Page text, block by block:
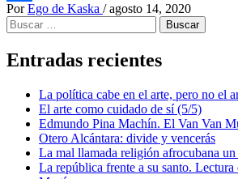
Compartir
Por Ego de Kaska / agosto 14, 2020
Buscar:
Entradas recientes
La política cabe en el arte, pero no el
El arte como cuidado de sí (5/5)
Edmundo Pina Machín. El Van Van
Otero Alcántara: divide y vencerás
La mal llamada religión afrocubana
La república frente a su santo.